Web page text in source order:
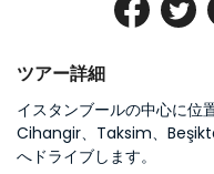
ツアー詳細
イスタンブールの中心に位
Cihangir、Taksim、
へドライブします。